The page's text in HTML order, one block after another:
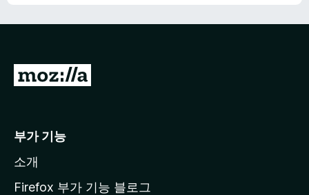
M
l
a
부가 기능
소개
Firefox 부가 기능 블로그